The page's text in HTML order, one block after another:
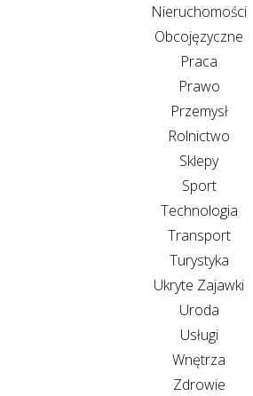
Nieruchomości
Obcojęzyczne
Praca
Prawo
Przemysł
Rolnictwo
Sklepy
Sport
Technologia
Transport
Turystyka
Ukryte Zajawki
Uroda
Usługi
Wnętrza
Zdrowie